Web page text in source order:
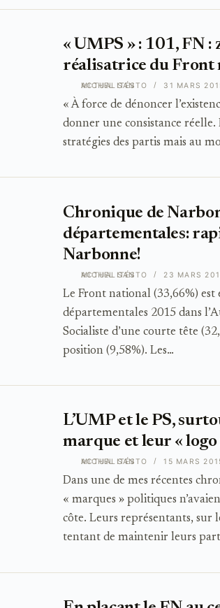
ACTUALITÉS
« UMPS » : 101, FN
réalisatrice du Front
« À force de dénoncer
donner une consistance réelle.
stratégies des partis mais au
MICHEL SANTO 31 MARS
ACTUALITÉS
Chronique de
départementales:
Narbonne!
Le Front national (33,66%)
départementales 2015 dans
Socialiste d’une courte tête
position (9,58%). Les…
MICHEL SANTO 23 MARS
ACTUALITÉS
L’UMP et le PS,
marque et leur « logo
Dans une de mes récentes
« marques » politiques
côte. Leurs représentants, sur
tentant de maintenir leurs
MICHEL SANTO 15 MARS